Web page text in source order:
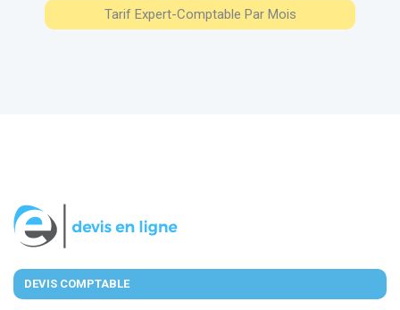
Tarif Expert-Comptable Par Mois
DEVIS COMPTABLE